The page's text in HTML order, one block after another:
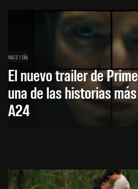
HACE 1 DÍA
El nuevo trailer de
una de las historias
A24